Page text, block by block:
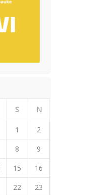
S N
1
2
8
9
15
16
22
23